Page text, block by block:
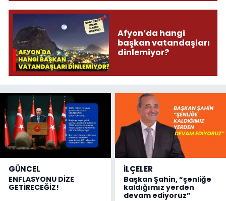
Afyon’da hangi
başkan vatandaşları
dinlemiyor?
GÜNCEL
ENFLASYONU DİZE
GETİRECEĞİZ!
İLÇELER
Başkan Şahin, “şenliğe
kaldığımız yerden
devam ediyoruz”